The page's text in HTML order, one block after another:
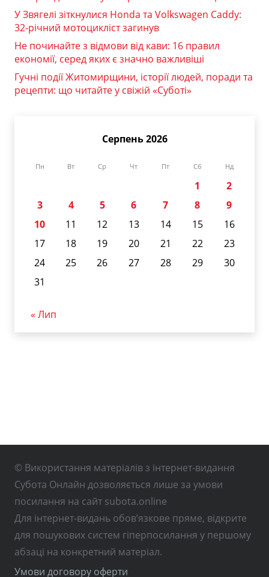
У Звягелі зіткнулися Honda та Volkswagen Caddy:
32-річний мотоцикліст загинув
Не починайте з відмови від кави: 16 правил
економії, серед яких є значно важливіші
Гучні події Житомирщини, історії людей, поради та
рецепти: що читайте у свіжій «Суботі»
Серпень 2026
Пн Вт Ср Чт Пт Сб Нд
1
2
3
4 5 6 7 8
9
10
11 12 13 14 15
16
17
18 19 20 21 22
23
24
25 26 27 28 29
30
31
« Лип
© Використання матеріалів з інтернет-видання
Субота Онлайн дозволяється лише за умови
посилання на сайт subota.online
Для інтернет-видань обов’язкове пряме, відкрите
для пошукових систем гіперпосилання у першому
абзаці на конкретний матеріал.
Умови договору оферти